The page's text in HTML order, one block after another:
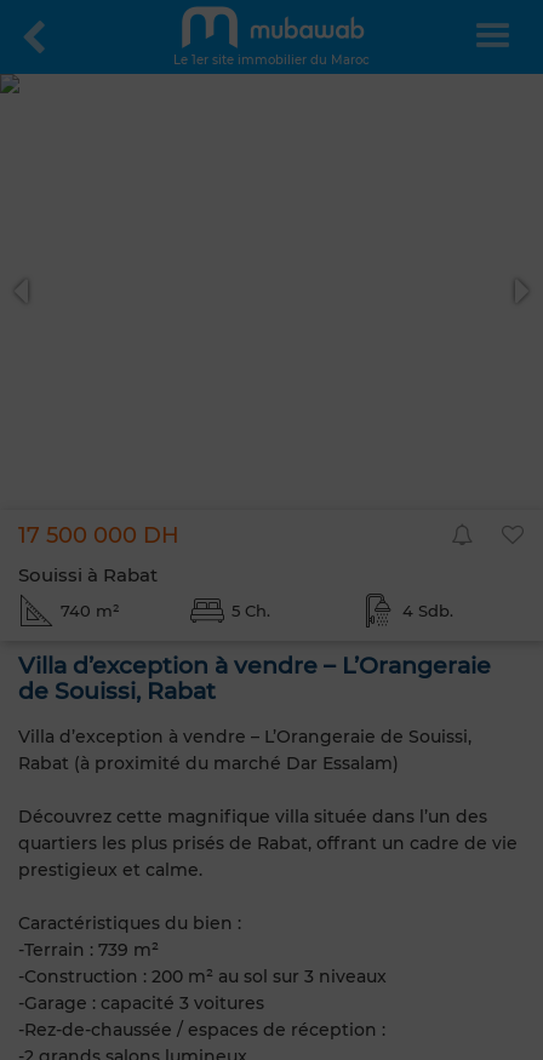
Le 1er site immobilier du Maroc
17 500 000 DH
Souissi à Rabat
740 m² 5 Ch. 4 Sdb.
Villa d’exception à vendre – L’Orangeraie
de Souissi, Rabat
Villa d’exception à vendre – L’Orangeraie de Souissi,
Rabat (à proximité du marché Dar Essalam)
Découvrez cette magnifique villa située dans l’un des
quartiers les plus prisés de Rabat, offrant un cadre de vie
prestigieux et calme.
Caractéristiques du bien :
-Terrain : 739 m²
-Construction : 200 m² au sol sur 3 niveaux
-Garage : capacité 3 voitures
-Rez-de-chaussée / espaces de réception :